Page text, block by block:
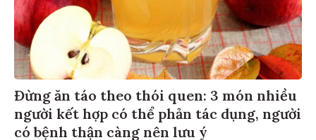
Đừng ăn táo theo thói quen: 3 món nhiều
người kết hợp có thể phản tác dụng, người
có bệnh thận càng nên lưu ý